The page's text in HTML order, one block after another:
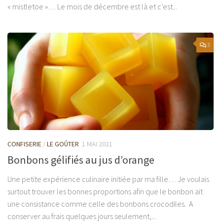
« mistletoe »… Le mois de décembre est là et c’est...
3
CONFISERIE /LE GOÛTER 1 MAI 2021
Bonbons gélifiés au jus d’orange
Une petite expérience culinaire initiée par ma fille… Je voulais
surtout trouver les bonnes proportions afin que le bonbon ait
une consistance comme celle des bonbons crocodiles. A
conserver au frais quelques jours seulement,...